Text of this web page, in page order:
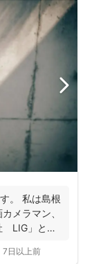
。 私は島根
メラマン、
LIG」とい
7日以上前